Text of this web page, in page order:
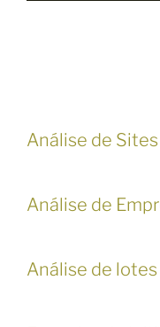
Análise de
Análise de
Análise de